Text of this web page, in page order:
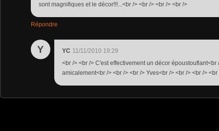
sont magnifiques et le décor!!!...<br /> <br /> <br /> <br />
Répondre
Y YC 11/11/2010 19:29
<br /> <br /> C'est effectivement un décor époustouflant<br
amicalement<br /> <br /> <br /> Yves<br /> <br /> <br /> <br